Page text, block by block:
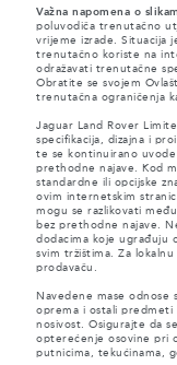
Važna napomena o
poluvodiča trenutačno
vrijeme izrade. Situacija
trenutačno koriste na
odražavati trenutačne
Obratite se svojem
trenutačna ograničenja
Jaguar Land Rover
specifikacija, dizajna i
te se kontinuirano uvode
prethodne najave. Kod
standardne ili opcijske
ovim internetskim
mogu se razlikovati
bez prethodne najave.
dodacima koje ugrađuju
svim tržištima. Za
prodavaču.
Navedene mase odnose
oprema i ostali predmeti
nosivost. Osigurajte da
opterećenje osovine pri
putnicima, tekućinama,